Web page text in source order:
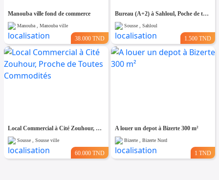
Manouba ville fond de commerce
Manouba , Manouba ville
38.000 TND
Bureau (A+2) à Sahloul, Poche de toutes Commodités
Sousse , Sahloul
1.500 TND
Local Commercial à Cité Zouhour, Proche de Toutes Commodités
Sousse , Sousse ville
60.000 TND
A louer un depot à Bizerte 300 m²
Bizerte , Bizerte Nord
1 TND